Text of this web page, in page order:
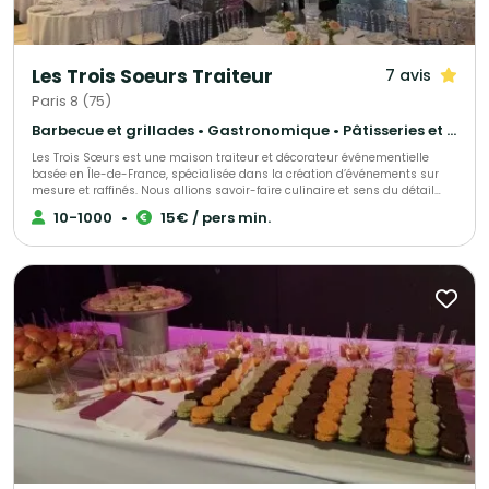
Les Trois Soeurs Traiteur 7 avis
Paris 8 (75)
Barbecue et grillades • Gastronomique • Pâtisseries et desserts
Les Trois Sœurs est une maison traiteur et décorateur événementielle
basée en Île-de-France, spécialisée dans la création d’événements sur
mesure et raffinés. Nous allions savoir-faire culinaire et sens du détail
décoratif pour sublimer mariages, fiançailles et autres célébrations
privées, tout comme séminaires, inauguration et autre type d'événements
décoration florale et scénographique à la gastronomie haut de gamme,
notre équipe met son expertise et sa passion au service de vos plus
beaux moments.
10-1000 • 15€ / pers min.